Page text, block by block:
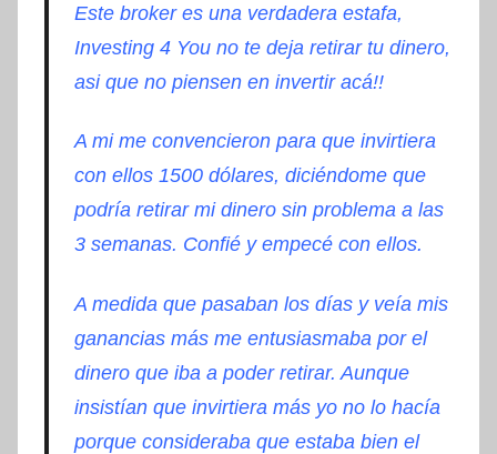
Este broker es una verdadera estafa,
Investing 4 You no te deja retirar tu dinero,
asi que no piensen en invertir acá!!
A mi me convencieron para que invirtiera
con ellos 1500 dólares, diciéndome que
podría retirar mi dinero sin problema a las
3 semanas. Confié y empecé con ellos.
A medida que pasaban los días y veía mis
ganancias más me entusiasmaba por el
dinero que iba a poder retirar. Aunque
insistían que invirtiera más yo no lo hacía
porque consideraba que estaba bien el